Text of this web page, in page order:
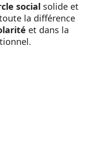
social solide et
la différence
et dans la